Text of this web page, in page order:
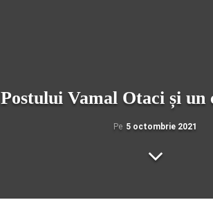
Vamal Otaci și
Pe 5 octombrie 2021